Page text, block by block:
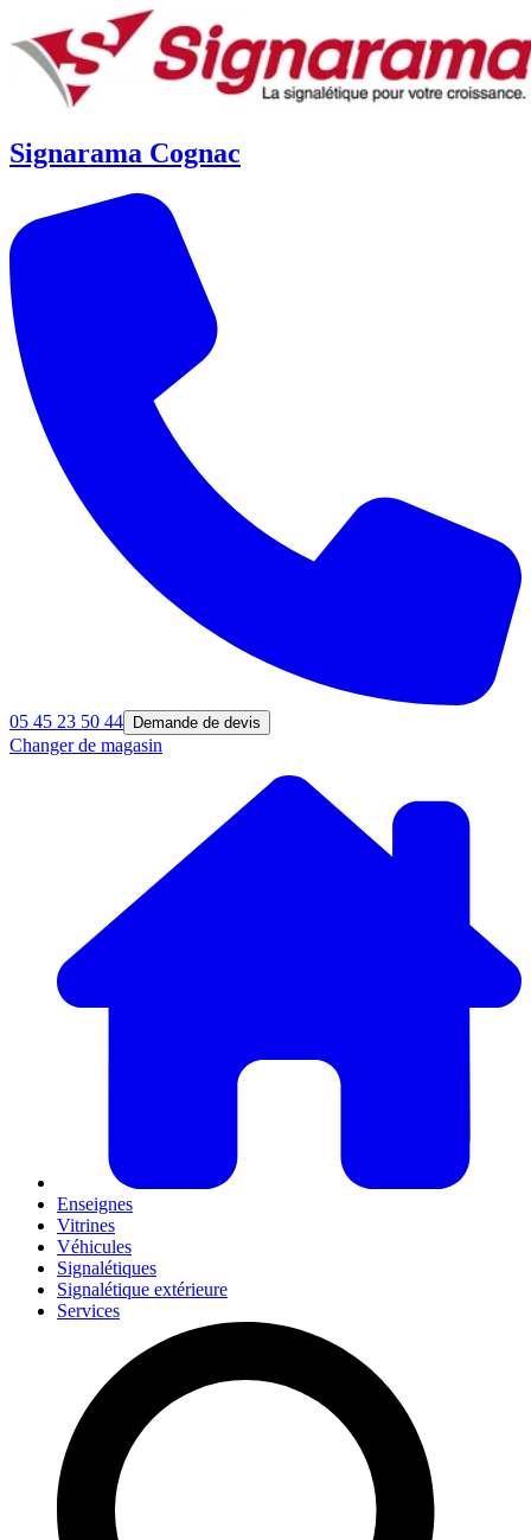
Signarama Cognac
05 45 23 50 44 Demande de devis
Changer de magasin
Enseignes
Vitrines
Véhicules
Signalétiques
Signalétique extérieure
Services